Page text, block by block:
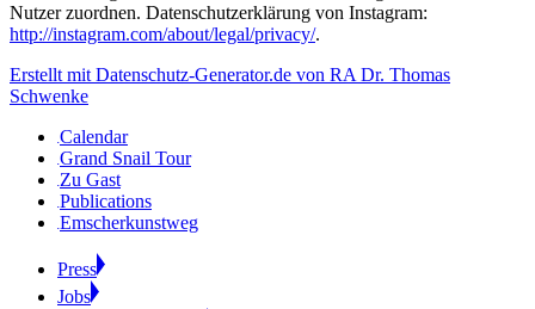
Nutzer zuordnen. Datenschutzerklärung von Instagram:
http://instagram.com/about/legal/privacy/.
Erstellt mit Datenschutz-Generator.de von RA Dr. Thomas
Schwenke
Calendar
Grand Snail Tour
Zu Gast
Publications
Emscherkunstweg
Press
Jobs